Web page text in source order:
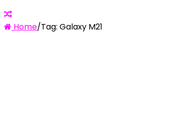
Home/Tag: Galaxy M21